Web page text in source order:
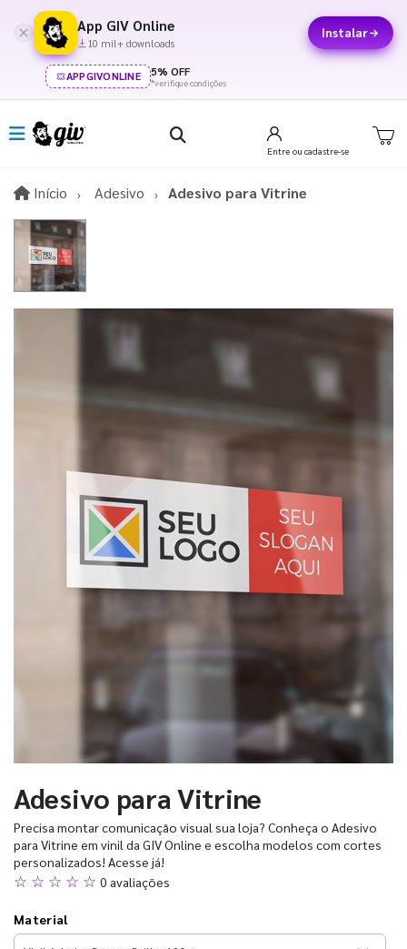
App GIV Online
10 mil+ downloads
Instalar
APPGIVONLINE 5% OFF
*verifique condições
Entre ou cadastre-se
Início InícioAdesivo Adesivo para Vitrine
Adesivo para Vitrine
Precisa montar comunicação visual sua loja? Conheça o Adesivo
para Vitrine em vinil da GIV Online e escolha modelos com cortes
personalizados! Acesse já!
☆ ☆ ☆ ☆ ☆ 0 avaliações
Material